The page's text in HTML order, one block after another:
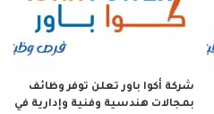
شركة أكوا باور تعلن توفر وظائف
بمجالات هندسية وفنية وإدارية في